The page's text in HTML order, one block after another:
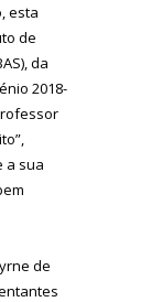
esta
de
da
2018-
a sua
de